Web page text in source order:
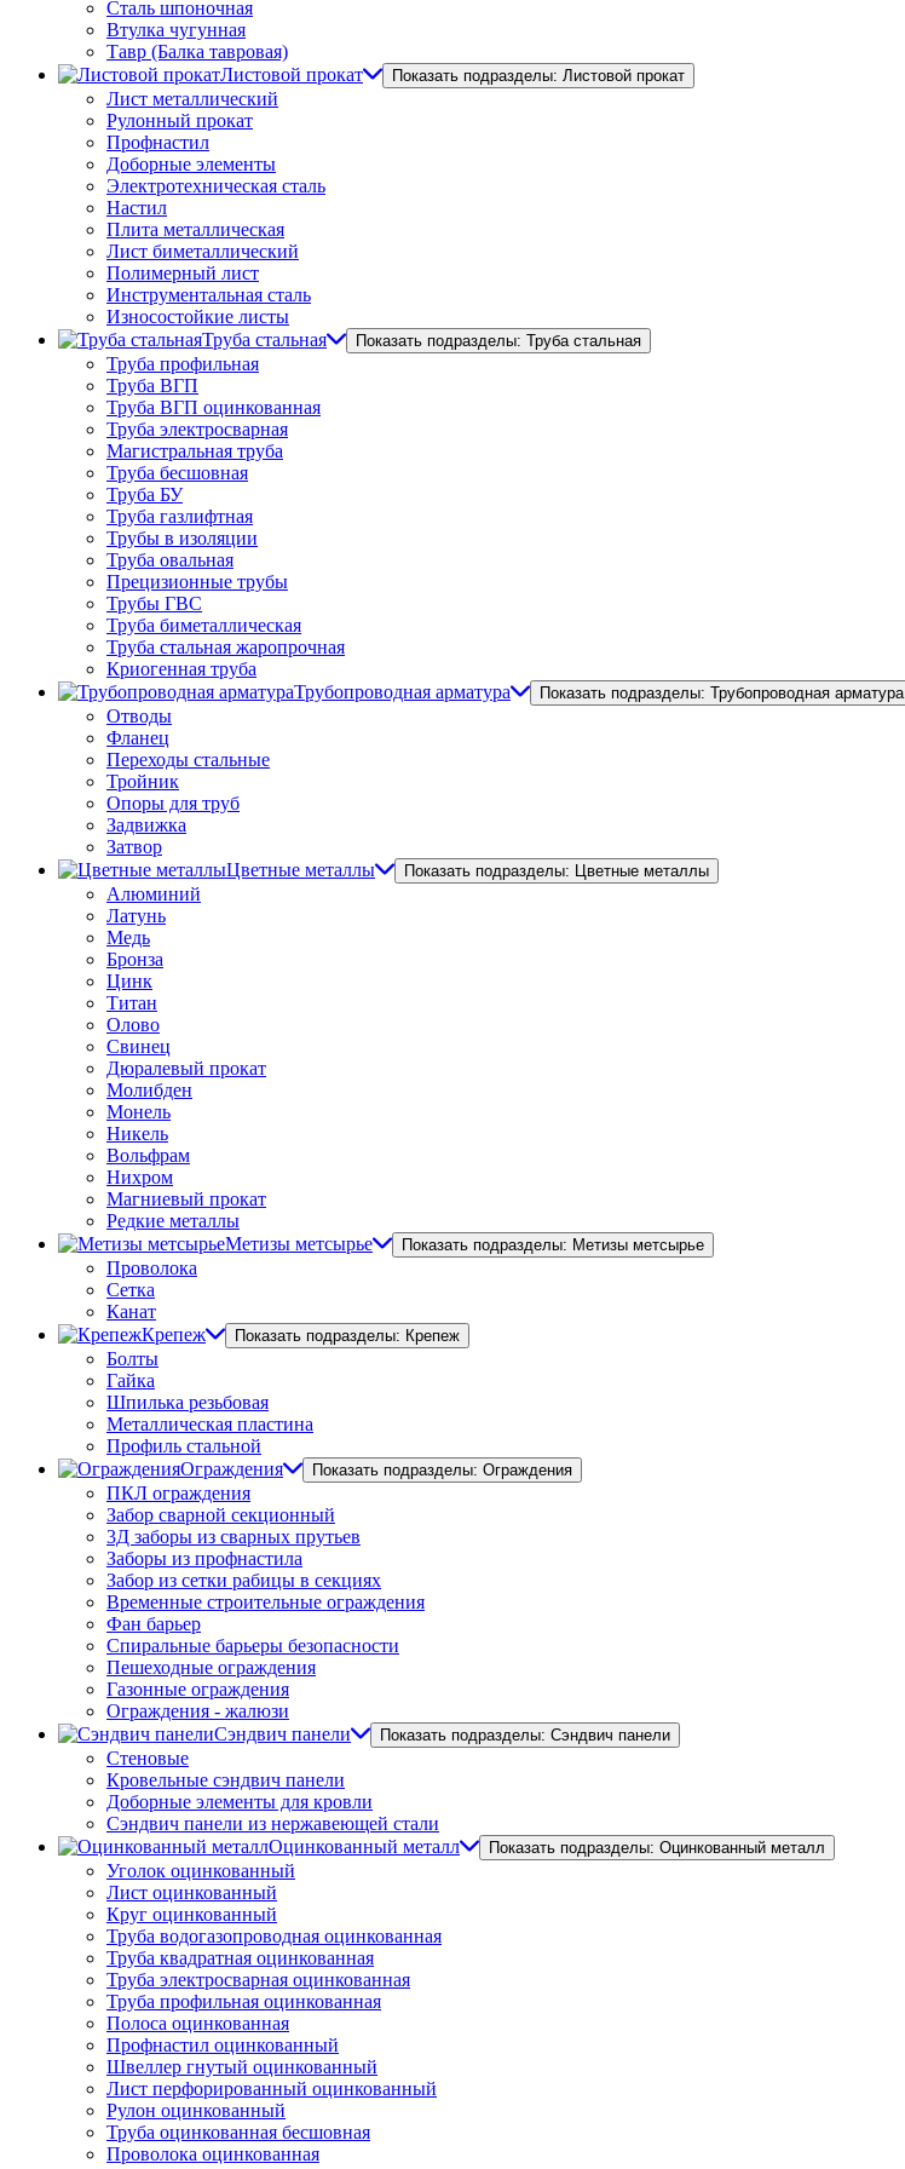
Сталь шпоночная
Втулка чугунная
Тавр (Балка тавровая)
Листовой прокат
Показать подразделы: Листовой прокат
Лист металлический
Рулонный прокат
Профнастил
Доборные элементы
Электротехническая сталь
Настил
Плита металлическая
Лист биметаллический
Полимерный лист
Инструментальная сталь
Износостойкие листы
Труба стальная
Показать подразделы: Труба стальная
Труба профильная
Труба ВГП
Труба ВГП оцинкованная
Труба электросварная
Магистральная труба
Труба бесшовная
Труба БУ
Труба газлифтная
Трубы в изоляции
Труба овальная
Прецизионные трубы
Трубы ГВС
Труба биметаллическая
Труба стальная жаропрочная
Криогенная труба
Трубопроводная арматура
Показать подразделы: Трубопроводная арматура
Отводы
Фланец
Переходы стальные
Тройник
Опоры для труб
Задвижка
Затвор
Цветные металлы
Показать подразделы: Цветные металлы
Алюминий
Латунь
Медь
Бронза
Цинк
Титан
Олово
Свинец
Дюралевый прокат
Молибден
Монель
Никель
Вольфрам
Нихром
Магниевый прокат
Редкие металлы
Метизы метсырье
Показать подразделы: Метизы метсырье
Проволока
Сетка
Канат
Крепеж
Показать подразделы: Крепеж
Болты
Гайка
Шпилька резьбовая
Металлическая пластина
Профиль стальной
Ограждения
Показать подразделы: Ограждения
ПКЛ ограждения
Забор сварной секционный
3Д заборы из сварных прутьев
Заборы из профнастила
Забор из сетки рабицы в секциях
Временные строительные ограждения
Фан барьер
Спиральные барьеры безопасности
Пешеходные ограждения
Газонные ограждения
Ограждения - жалюзи
Сэндвич панели
Показать подразделы: Сэндвич панели
Стеновые
Кровельные сэндвич панели
Доборные элементы для кровли
Сэндвич панели из нержавеющей стали
Оцинкованный металл
Показать подразделы: Оцинкованный металл
Уголок оцинкованный
Лист оцинкованный
Круг оцинкованный
Труба водогазопроводная оцинкованная
Труба квадратная оцинкованная
Труба электросварная оцинкованная
Труба профильная оцинкованная
Полоса оцинкованная
Профнастил оцинкованный
Швеллер гнутый оцинкованный
Лист перфорированный оцинкованный
Рулон оцинкованный
Труба оцинкованная бесшовная
Проволока оцинкованная